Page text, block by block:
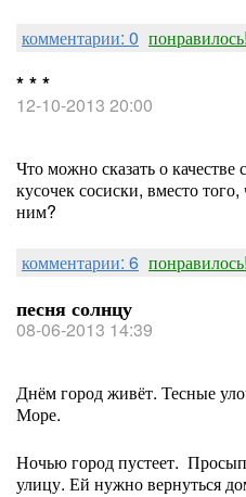
комментарии: 0 понравилось!
* * *
12-10-2013 20:00
Что можно сказать о качестве
кусочек сосиски, вместо
ним?
комментарии: 6 понравилось!
песня солнцу
08-06-2013 14:39
Днём город живёт. Тесные
Море.
Ночью город пустеет.
улицу. Ей нужно вернуться